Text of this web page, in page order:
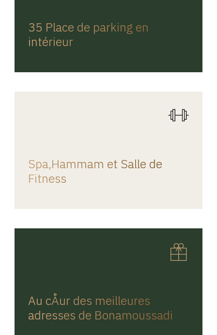
35 Place de parking en
intérieur
Spa,Hammam et Salle de
Fitness
Au cÅur des meilleures
adresses de Bonamoussadi